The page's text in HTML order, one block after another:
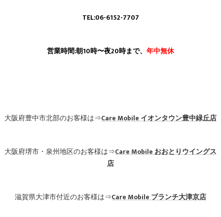
TEL:06-6152-7707
営業時間:朝10時〜夜20時まで、 年中無休
大阪府豊中市北部のお客様は⇒Care Mobileイオンタウン豊中緑丘店
大阪府堺市・泉州地区のお客様は⇒Care Mobileおおとりウイングス
店
滋賀県大津市付近のお客様は⇒Care Mobile ブランチ大津京店